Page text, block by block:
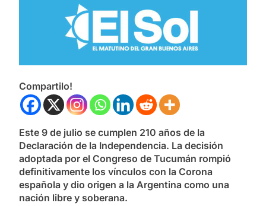
Compartilo!
Este 9 de julio se cumplen 210 años de la
Declaración de la Independencia. La decisión
adoptada por el Congreso de Tucumán rompió
definitivamente los vínculos con la Corona
española y dio origen a la Argentina como una
nación libre y soberana.